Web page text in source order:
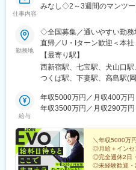
駅、新守谷駅、流山おおたか
泉駅、公津の杜駅、八街駅
西立川駅、北八王子駅、三
崎台駅、並木北駅、古淵駅、
辺駅、中野坂上駅、広電廿
港駅(大阪モノレール)、狛江
保原駅、肥後橋駅、下板橋
南林間駅、志村坂上駅、駅
川駅、逗子・葉山駅、宮前
山陽女学園前駅、球場前駅(
仕事内容
みなし◇2～3週間のマンツー
勤務地
◇全国募集／通いやすい勤務
直帰／U・Iターン歓迎＜本
丁目1番1号 住友不動産新
勤はありません。■その他勤
ト先やご希望の全国
【最寄り駅】
西新宿駅、七宝駅、犬山口駅
つくば駅、下妻駅、高島駅(
くりこま高原駅、長町一丁目
青谷駅、天ケ瀬駅、有佐駅、
西町駅、具同駅、浜崎駅、朝
駅(三重県)、三瀬谷駅、南鳥
駅(滋賀県)、堅田駅、近江長
鴨宮駅、三沢駅(青森県)、板
給与
年収5000万円／月収400万
年収3500万円／月収290万
＼年収5000万
◎月給＋インセ
◎完全週休2日
◎未経験歓迎・